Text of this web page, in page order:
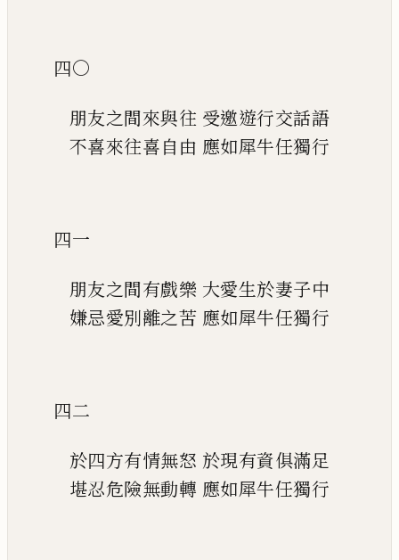
四〇
朋友之間來與往 受邀遊行交話語
不喜來往喜自由 應如犀牛任獨行
四一
朋友之間有戲樂 大愛生於妻子中
嫌忌愛別離之苦 應如犀牛任獨行
四二
於四方有情無怒 於現有資俱滿足
堪忍危險無動轉 應如犀牛任獨行